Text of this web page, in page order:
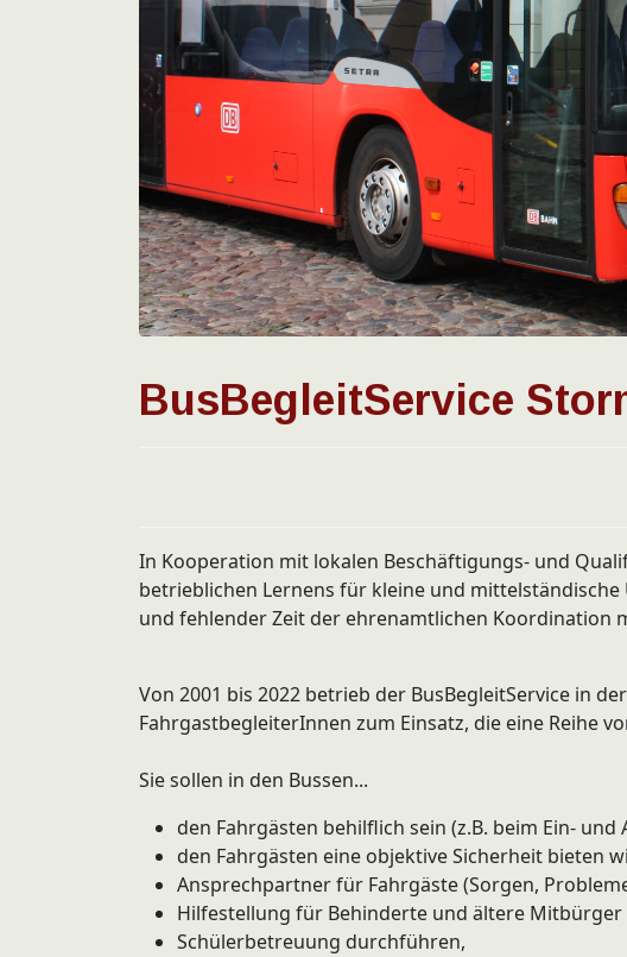
BusBegleitService
In Kooperation mit lokalen Beschäftigungs- und
betrieblichen Lernens für kleine und
und fehlender Zeit der ehrenamtlichen Koordination
Von 2001 bis 2022 betrieb der BusBegleitService in
FahrgastbegleiterInnen zum Einsatz, die eine Reihe
Sie sollen in den Bussen...
den Fahrgästen behilflich sein (z.B. beim Ein- und
den Fahrgästen eine objektive Sicherheit bieten
Ansprechpartner für Fahrgäste (Sorgen,
Hilfestellung für Behinderte und ältere Mitbürger
Schülerbetreuung durchführen,